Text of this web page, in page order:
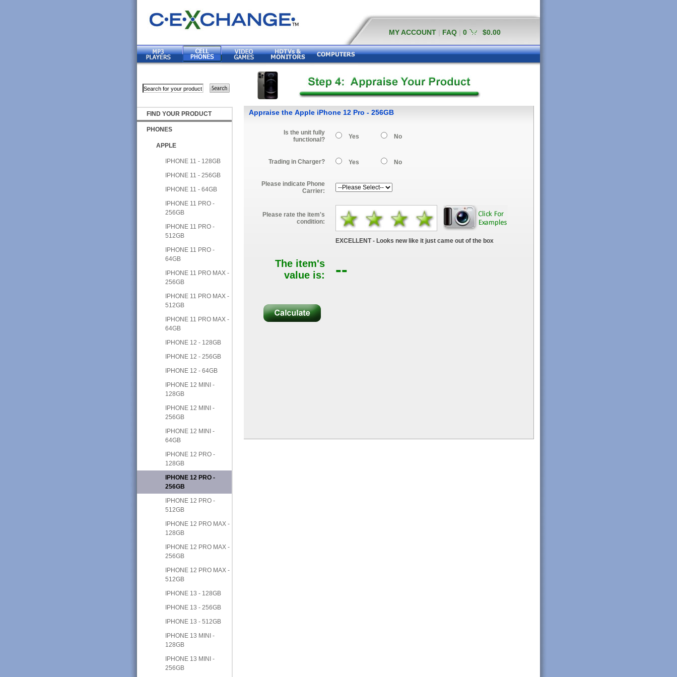
MY ACCOUNT FAQ 0 $0.00
FIND YOUR PRODUCT
PHONES
APPLE
IPHONE 11 - 128GB
IPHONE 11 - 256GB
IPHONE 11 - 64GB
IPHONE 11 PRO -
256GB
IPHONE 11 PRO -
512GB
IPHONE 11 PRO -
64GB
IPHONE 11 PRO MAX -
256GB
IPHONE 11 PRO MAX -
512GB
IPHONE 11 PRO MAX -
64GB
IPHONE 12 - 128GB
IPHONE 12 - 256GB
IPHONE 12 - 64GB
IPHONE 12 MINI -
128GB
IPHONE 12 MINI -
256GB
IPHONE 12 MINI -
64GB
IPHONE 12 PRO -
128GB
IPHONE 12 PRO -
256GB
IPHONE 12 PRO -
512GB
IPHONE 12 PRO MAX -
128GB
IPHONE 12 PRO MAX -
256GB
IPHONE 12 PRO MAX -
512GB
IPHONE 13 - 128GB
IPHONE 13 - 256GB
IPHONE 13 - 512GB
IPHONE 13 MINI -
128GB
IPHONE 13 MINI -
256GB
Appraise the Apple iPhone 12 Pro - 256GB
Is the unit fully
functional?
Yes No
Trading in Charger? Yes No
Please indicate Phone
Carrier:
Please rate the item's
condition:
EXCELLENT - Looks new like it just came out of the box
The item's
value is:
--